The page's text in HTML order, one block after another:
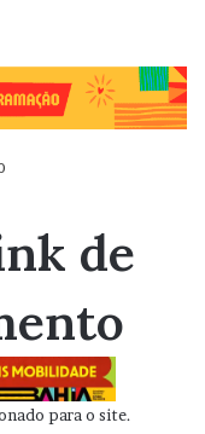
de
para o site.